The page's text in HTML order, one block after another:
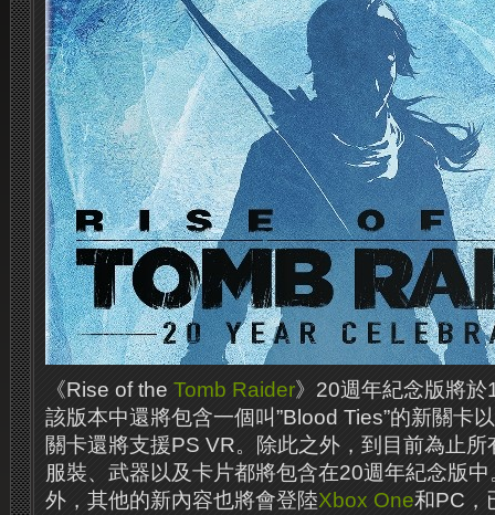
《Rise of the Tomb Raider》20週年紀念版將
該版本中還將包含一個叫”Blood Ties”的新關卡
關卡還將支援PS VR。除此之外，到目前為止
服裝、武器以及卡片都將包含在20週年紀念版
外，其他的新內容也將會登陸Xbox One和PC，